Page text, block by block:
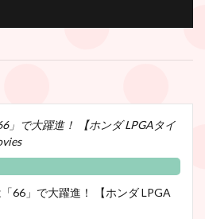
」で大躍進！ 【ホンダ LPGAタイ
66」で大躍進！ 【ホンダ LPGA